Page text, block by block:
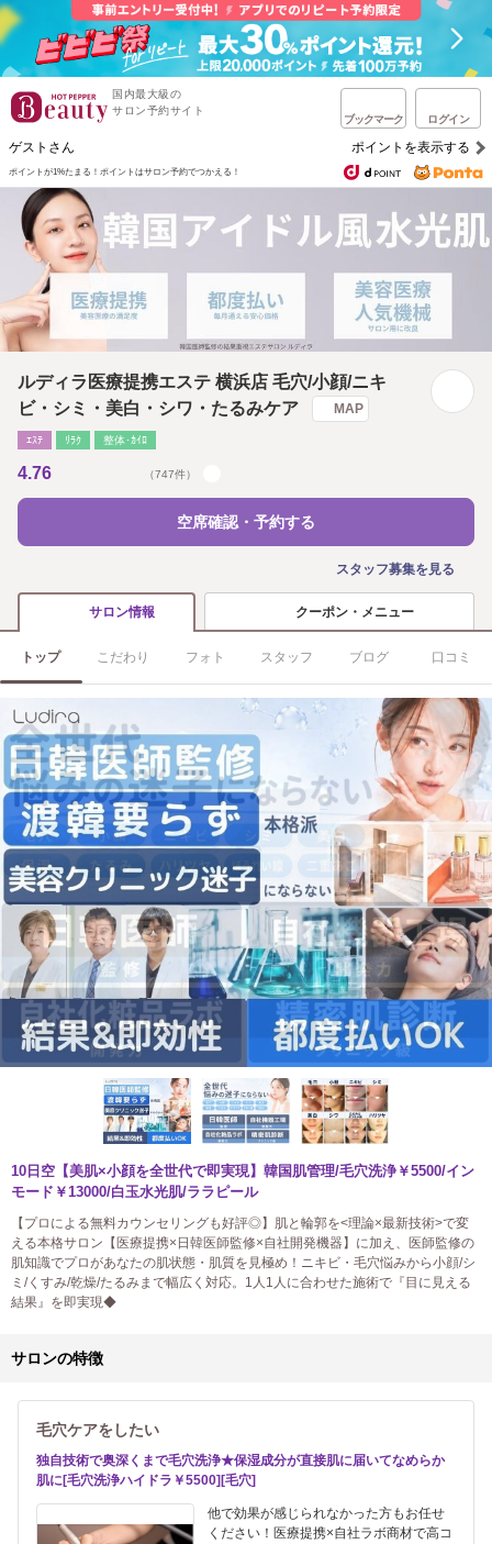
国内最大級の
サロン予約サイト
ブックマーク ログイン
ゲストさん ポイントを表示する
ポイントが1%たまる！ ポイントはサロン予約でつかえる！
ルディラ医療提携エステ 横浜店 毛穴/小顔/ニキ
ビ・シミ・美白・シワ・たるみケア
MAP
ｴｽﾃ ﾘﾗｸ 整体･ｶｲﾛ
4.76 （747件）
空席確認・予約する
スタッフ募集を見る
サロン情報 クーポン・メニュー
トップ こだわり フォト スタッフ ブログ 口コミ
10日空【美肌×小顔を全世代で即実現】韓国肌管理/毛穴洗浄￥5500/イン
モード￥13000/白玉水光肌/ララピール
【プロによる無料カウンセリングも好評◎】肌と輪郭を<理論×最新技術>で変
える本格サロン【医療提携×日韓医師監修×自社開発機器】に加え、医師監修の
肌知識でプロがあなたの肌状態・肌質を見極め！ニキビ・毛穴悩みから小顔/シ
ミ/くすみ/乾燥/たるみまで幅広く対応。1人1人に合わせた施術で『目に見える
結果』を即実現◆
サロンの特徴
毛穴ケアをしたい
独自技術で奥深くまで毛穴洗浄★保湿成分が直接肌に届いてなめらか
肌に[毛穴洗浄ハイドラ￥5500][毛穴]
他で効果が感じられなかった方もお任せ
ください！医療提携×自社ラボ商材で高コ